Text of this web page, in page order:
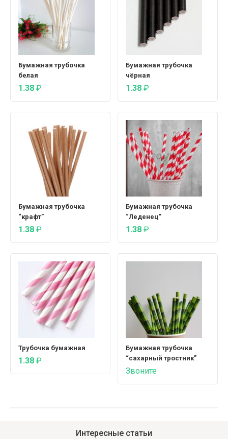
Бумажная трубочка
белая
1.38 ₽
Бумажная трубочка
чёрная
1.38 ₽
Бумажная трубочка
“крафт”
1.38 ₽
Бумажная трубочка
“Леденец”
1.38 ₽
Трубочка бумажная
1.38 ₽
Бумажная трубочка
“сахарный тростник”
Звоните
Интересные статьи